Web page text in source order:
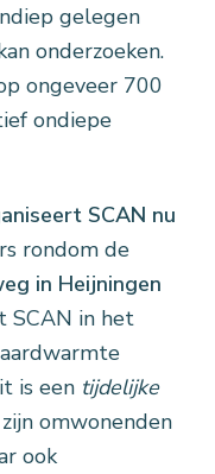
gelegen
onderzoeken.
ongeveer 700
ondiepe
SCAN nu
rondom de
in Heijningen
SCAN in het
is een tijdelijke
omwonenden
ook